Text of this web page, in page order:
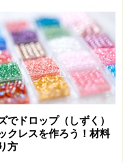
作ってみましょ
でドロップ（しずく）
クレスを作ろう！材料
方